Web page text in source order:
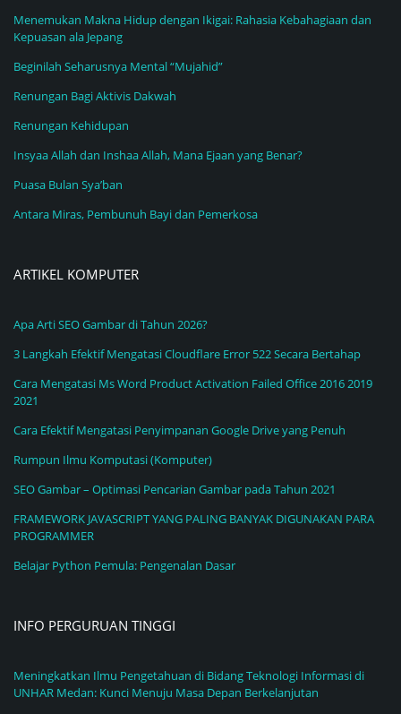
Menemukan Makna Hidup dengan Ikigai: Rahasia Kebahagiaan dan
Kepuasan ala Jepang
Beginilah Seharusnya Mental “Mujahid”
Renungan Bagi Aktivis Dakwah
Renungan Kehidupan
Insyaa Allah dan Inshaa Allah, Mana Ejaan yang Benar?
Puasa Bulan Sya’ban
Antara Miras, Pembunuh Bayi dan Pemerkosa
ARTIKEL KOMPUTER
Apa Arti SEO Gambar di Tahun 2026?
3 Langkah Efektif Mengatasi Cloudflare Error 522 Secara Bertahap
Cara Mengatasi Ms Word Product Activation Failed Office 2016 2019
2021
Cara Efektif Mengatasi Penyimpanan Google Drive yang Penuh
Rumpun Ilmu Komputasi (Komputer)
SEO Gambar – Optimasi Pencarian Gambar pada Tahun 2021
FRAMEWORK JAVASCRIPT YANG PALING BANYAK DIGUNAKAN PARA
PROGRAMMER
Belajar Python Pemula: Pengenalan Dasar
INFO PERGURUAN TINGGI
Meningkatkan Ilmu Pengetahuan di Bidang Teknologi Informasi di
UNHAR Medan: Kunci Menuju Masa Depan Berkelanjutan